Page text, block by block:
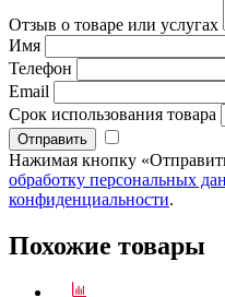
Отзыв о товаре или услугах
Имя
Телефон
Email
Срок использования товара
Нажимая кнопку
обработку персональных
конфиденциальности.
Похожие товары